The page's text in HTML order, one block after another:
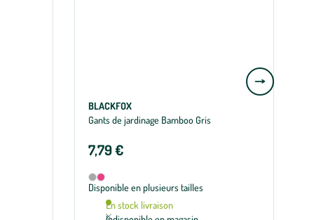
BLACKFOX
Gants de jardinage Bamboo Gris
7,79 €
Disponible en 2 coloris
GrisRose
Disponible en plusieurs tailles
En stock livraison
Aller
à